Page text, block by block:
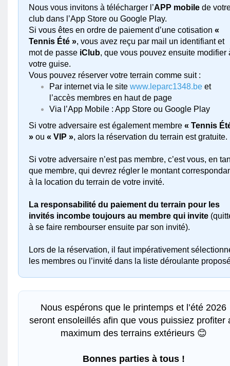
Nous vous invitons à télécharger l’APP mobile de
club dans l’App Store ou Google Play.
Si vous êtes en ordre de paiement d’une cotisation «
Tennis Été », vous avez reçu par mail un identifiant et
mot de passe iClub, que vous pouvez ensuite modifier
votre guise.
Vous pouvez réserver votre terrain comme suit :
Par internet via le site www.leparc1348.be et
l’accès membres en haut de page
Via l’App Mobile : App Store ou Google Play
Si votre adversaire est également membre « Tennis
» ou « VIP », alors la réservation du terrain est gratuite.
Si votre adversaire n’est pas membre, c’est vous, en
que membre, qui devrez régler le montant
à la location du terrain de votre invité.
La responsabilité du paiement du terrain pour les
invités incombe toujours au membre qui invite
à se faire rembourser ensuite par son invité).
Lors de la réservation, il faut impérativement
les membres ou l’invité dans la liste déroulante
Nous espérons que le printemps et l’été 2026
seront ensoleillés afin que vous puissiez profiter
maximum des terrains extérieurs 😊
Bonnes parties à tous !